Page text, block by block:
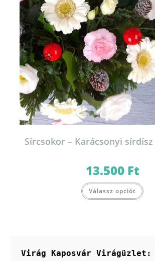
Sírcsokor – Karácsonyi sírdísz
13.500 Ft
Válassz opciót
Virág Kaposvár Virágüzlet: